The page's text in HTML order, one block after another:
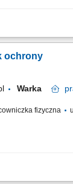
na listę
ochroną osób i
ochrony
Warka
fizyczna
do obiektu;